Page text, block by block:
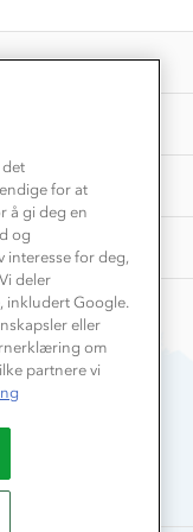
for at
å gi deg en
og
for deg,
deler
inkludert Google.
eller
om
partnere vi